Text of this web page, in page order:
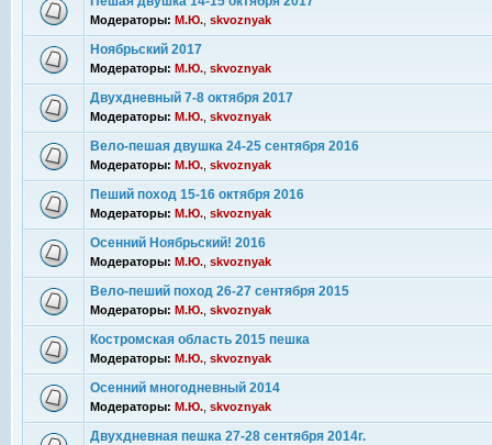
Модераторы: М.Ю. skvoznyak
Ноябрьский 2017
Модераторы: М.Ю. skvoznyak
Двухдневный 7-8 октября 2017
Модераторы: М.Ю. skvoznyak
Вело-пешая двушка 24-25 сентября 2016
Модераторы: М.Ю. skvoznyak
Пеший поход 15-16 октября 2016
Модераторы: М.Ю. skvoznyak
Осенний Ноябрьский! 2016
Модераторы: М.Ю. skvoznyak
Вело-пеший поход 26-27 сентября 2015
Модераторы: М.Ю. skvoznyak
Костромская область 2015 пешка
Модераторы: М.Ю. skvoznyak
Осенний многодневный 2014
Модераторы: М.Ю. skvoznyak
Двухдневная пешка 27-28 сентября 2014г.